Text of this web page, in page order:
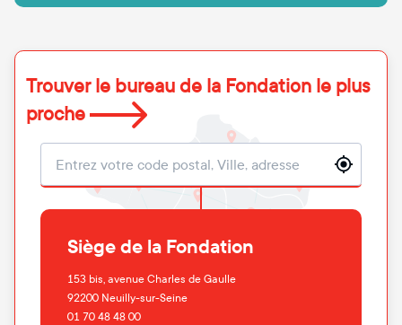
Trouver le bureau de la Fondation le plus
proche
Localisation
Siège de la Fondation
153 bis, avenue Charles de Gaulle
92200 Neuilly-sur-Seine
01 70 48 48 00